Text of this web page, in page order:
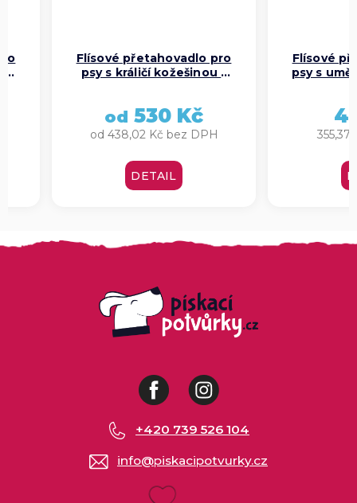
Flísové přetahovadlo pro
psy s králičí kožešinou –
od 438,02 Kč bez DPH
od530 Kč
DETAIL
Flísové
psy s
355,37
FacebookInstagram
info@piskacipotvurky.cz
+420 739 526 104